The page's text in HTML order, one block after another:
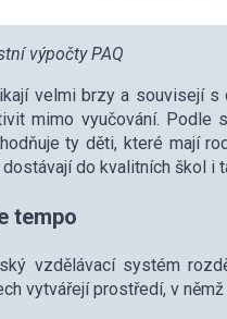
výpočty PAQ
velmi brzy a souvisejí
mimo vyučování.
ty děti, které mají
do kvalitních škol i
tempo
vzdělávací systém
vytvářejí prostředí, v